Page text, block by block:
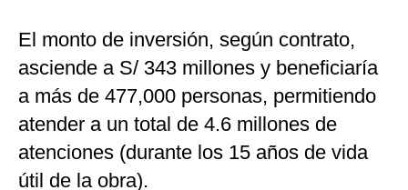
El monto de inversión, según contrato,
asciende a S/ 343 millones y beneficiaría
a más de 477,000 personas, permitiendo
atender a un total de 4.6 millones de
atenciones (durante los 15 años de vida
útil de la obra).